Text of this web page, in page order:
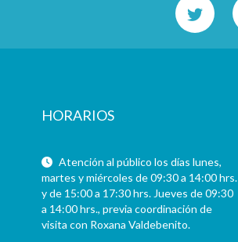
HORARIOS
Atención al público los días lunes,
martes y miércoles de 09:30 a 14:00 hrs.
y de 15:00 a 17:30 hrs. Jueves de 09:30
a 14:00 hrs., previa coordinación de
visita con Roxana Valdebenito.